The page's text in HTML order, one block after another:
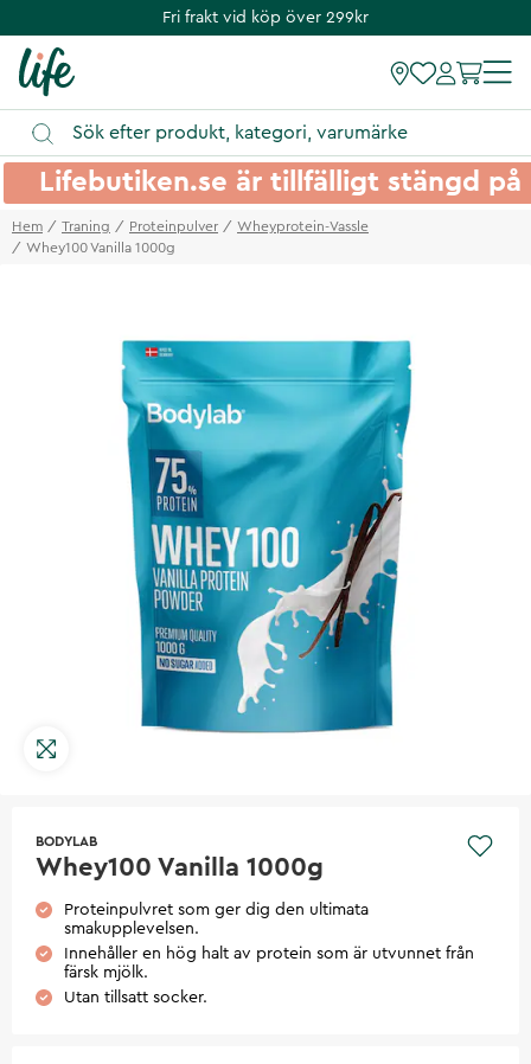
Fri frakt vid köp över 299kr
Lifebutiken.se är tillfälligt stängd
Hem Traning Proteinpulver
Wheyprotein-Vassle
Whey100 Vanilla 1000g
BODYLAB
Whey100 Vanilla 1000g
Proteinpulvret som ger dig den ultimata
smakupplevelsen.
Innehåller en hög halt av protein som är utvunnet från
färsk mjölk.
Utan tillsatt socker.